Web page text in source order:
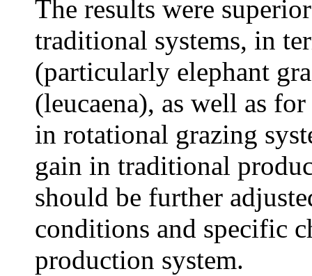
The results were
traditional systems, in
(particularly elephant
(leucaena), as well as
in rotational grazing
gain in traditional
should be further
conditions and specific
production system.